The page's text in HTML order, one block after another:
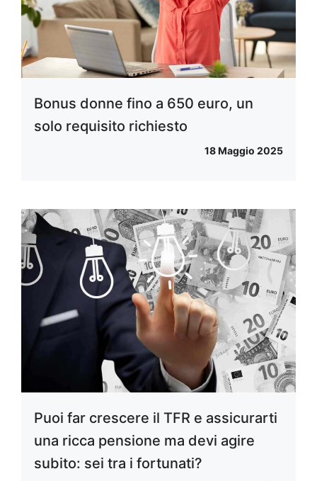
Bonus donne fino a 650 euro, un
solo requisito richiesto
18 Maggio 2025
Puoi far crescere il TFR e assicurarti
una ricca pensione ma devi agire
subito: sei tra i fortunati?